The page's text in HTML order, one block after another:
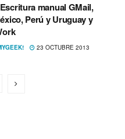
manual GMail,
Perú y Uruguay y
23 OCTUBRE 2013